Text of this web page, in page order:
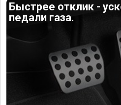
Быстрее отклик -
педали газа.